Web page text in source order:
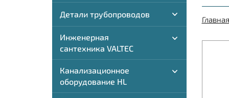
Детали трубопроводов
Инженерная
сантехника VALTEC
Канализационное
оборудование HL
Главная